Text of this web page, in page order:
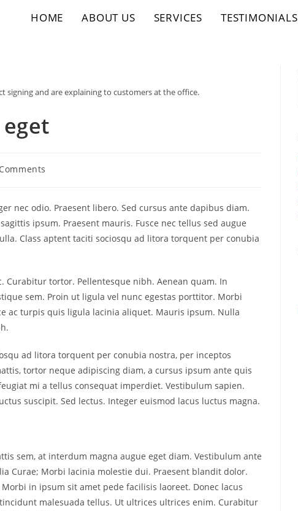
HOME ABOUT US SERVICES TESTIMONIALS
signing and are explaining to customers at the office.
nec odio. Praesent libero. Sed cursus ante dapibus diam.
ipsum. Praesent mauris. Fusce nec tellus sed augue
Class aptent taciti sociosqu ad litora torquent per conubia
tortor. Pellentesque nibh. Aenean quam. In
sem. Proin ut ligula vel nunc egestas porttitor. Morbi
ac turpis quis ligula lacinia aliquet. Mauris ipsum. Nulla
ad litora torquent per conubia nostra, per inceptos
tortor neque adipiscing diam, a cursus ipsum ante quis
mi a tellus consequat imperdiet. Vestibulum sapien.
suscipit. Sed lectus. Integer euismod lacus luctus magna.
sem, at interdum magna augue eget diam. Vestibulum ante
Curae; Morbi lacinia molestie dui. Praesent blandit dolor.
in ipsum sit amet pede facilisis laoreet. Donec lacus
malesuada tellus. Ut ultrices ultrices enim. Curabitur